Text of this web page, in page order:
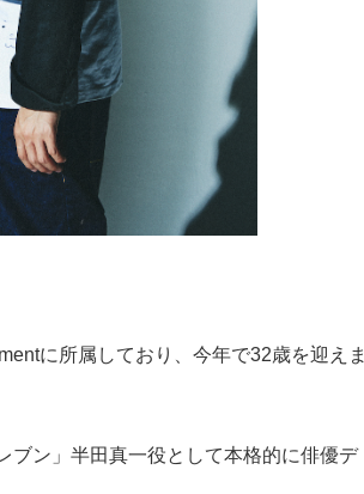
に所属しており、今年で32歳を迎えま
ブン」半田真一役として本格的に俳優デ